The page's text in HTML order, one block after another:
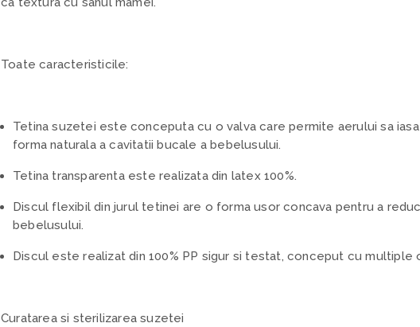
Toate caracteristicile:
Tetina suzetei este conceputa cu o valva care permite aerului sa
forma naturala a cavitatii bucale a bebelusului.
Tetina transparenta este realizata din latex 100%.
Discul flexibil din jurul tetinei are o forma usor concava pentru a
bebelusului.
Discul este realizat din 100% PP sigur si testat, conceput cu
Curatarea si sterilizarea suzetei